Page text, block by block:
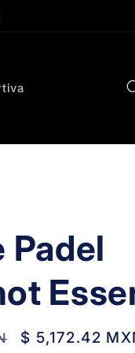
Padel
Sale
$ 5,172.42